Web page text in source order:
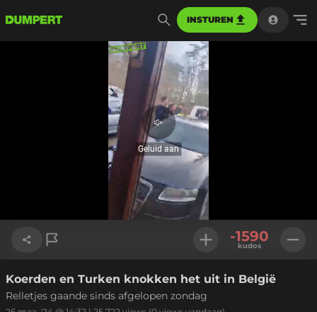
INSTUREN
Geluid
aan
Geluid aan
Link kopiëren
-1590
kudos
Koerden en Turken knokken het uit in België
Relletjes gaande sinds afgelopen zondag